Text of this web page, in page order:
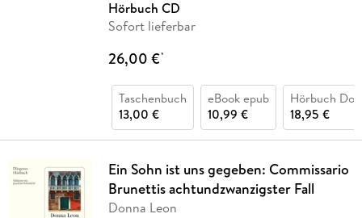
Hörbuch CD
Sofort lieferbar
26,00 €*
Taschenbuch
13,00 €
eBook epub
10,99 €
Hörbuch
18,95 €
Ein Sohn ist uns gegeben: Commissario
Brunettis achtundzwanzigster Fall
Donna Leon